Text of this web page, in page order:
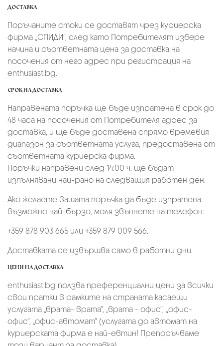
ДОСТАВКА
Поръчаните стоки се доставят чрез куриерскa
фирмa „СПИДИ“, след като Потребителят избере
начина и съответната цена за доставка на
посочения от него адрес при регистрация на
enthusiast.bg.
СРОК НА ДОСТАВКА
Направената поръчка ще бъде изпратена в срок до
48 часа на посочения от Потребителя адрес за
доставка, и ще бъде доставена спрямо времевия
диапазон за съответната услуга, предоставена от
съответната куриерска фирма.
Поръчки направени след 14:00 ч. ще бъдат
изпълнявани най-рано на следващия работен ден.
Ако желаете вашата поръчка да бъде изпратена
възможно най-бързо, моля звъннете на телефон:
+359 878 903 665 или +359 879 009 566.
Доставката се извършва само в работни дни.
ЦЕНИ НА ДОСТАВКА
enthusiast.bg ползва преференциални цени за всички
свои пратки в рамките на страната касаещи
услугата „врата- врата“, „врата - офис“, „oфис-
офис“, „офис-автомат“ (услугата до автомат на
куриерската фирма е най-евтин! Препоръчваме